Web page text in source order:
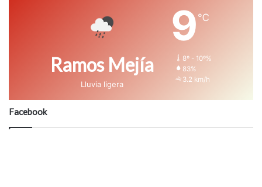
Ramos Mejía
Lluvia ligera
9 ℃
8º - 10º%
83%
3.2 km/h
Facebook